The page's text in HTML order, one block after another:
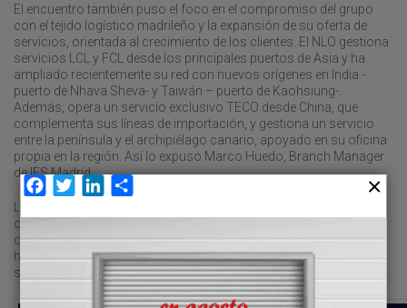
El encuentro también puso el foco en el compromiso del grupo
con el tejido logístico madrileño y la expansión de su oferta de
servicios, orientada al crecimiento de los clientes. El NLO gestiona
servicios LCL y FCL desde los principales puertos de Asia y ha
ampliado recientemente su red con nuevos orígenes en India -
puerto de Nhava Sheva- y Taiwán – puerto de Kaohsiung-.
Además, opera un servicio exclusivo TECO desde China, que
complementa sus líneas de importación, y gestiona un servicio
entre la península y el archipiélago canario, apoyado en su oficina
propia en la región. Así lo expuso Marco Huedo, Branch Manager
de IFS Madrid.
clave para el desarrollo de estos servicios. La apertura hace
cuatro años de Stock Cargo, “único almacén neutral de la zona”,
ha permitido diversificar la oferta del grupo, incorporando nuevas
soluciones en almacenamiento y gestión aduanera.
Facebook
TwitterLinkedIn